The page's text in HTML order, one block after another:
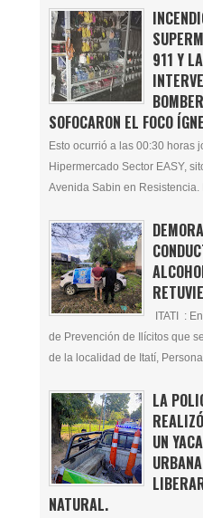
911 Y
SOFOCARON EL FOCO
Esto ocurrió a las 00:30 horas
Hipermercado Sector EASY,
Avenida Sabin en Resistencia.
ITATI :
de Prevención de Ilícitos que
de la localidad de Itatí,
LA
UN
NATURAL.